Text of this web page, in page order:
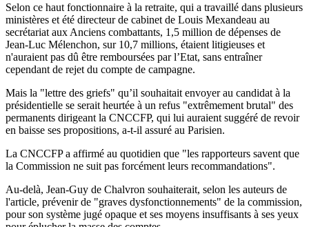
Selon ce haut fonctionnaire à la retraite, qui a travaillé dans plusieurs
ministères et été directeur de cabinet de Louis Mexandeau au
secrétariat aux Anciens combattants, 1,5 million de dépenses de
Jean-Luc Mélenchon, sur 10,7 millions, étaient litigieuses et
n'auraient pas dû être remboursées par l’Etat, sans entraîner
cependant de rejet du compte de campagne.
Mais la "lettre des griefs" qu’il souhaitait envoyer au candidat à la
présidentielle se serait heurtée à un refus "extrêmement brutal" des
permanents dirigeant la CNCCFP, qui lui auraient suggéré de revoir
en baisse ses propositions, a-t-il assuré au Parisien.
La CNCCFP a affirmé au quotidien que "les rapporteurs savent que
la Commission ne suit pas forcément leurs recommandations".
Au-delà, Jean-Guy de Chalvron souhaiterait, selon les auteurs de
l'article, prévenir de "graves dysfonctionnements" de la commission,
pour son système jugé opaque et ses moyens insuffisants à ses yeux